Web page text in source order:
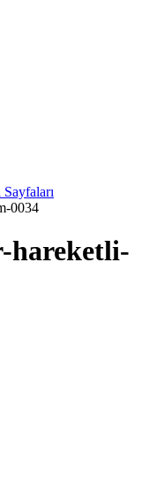
0034
hareketli-